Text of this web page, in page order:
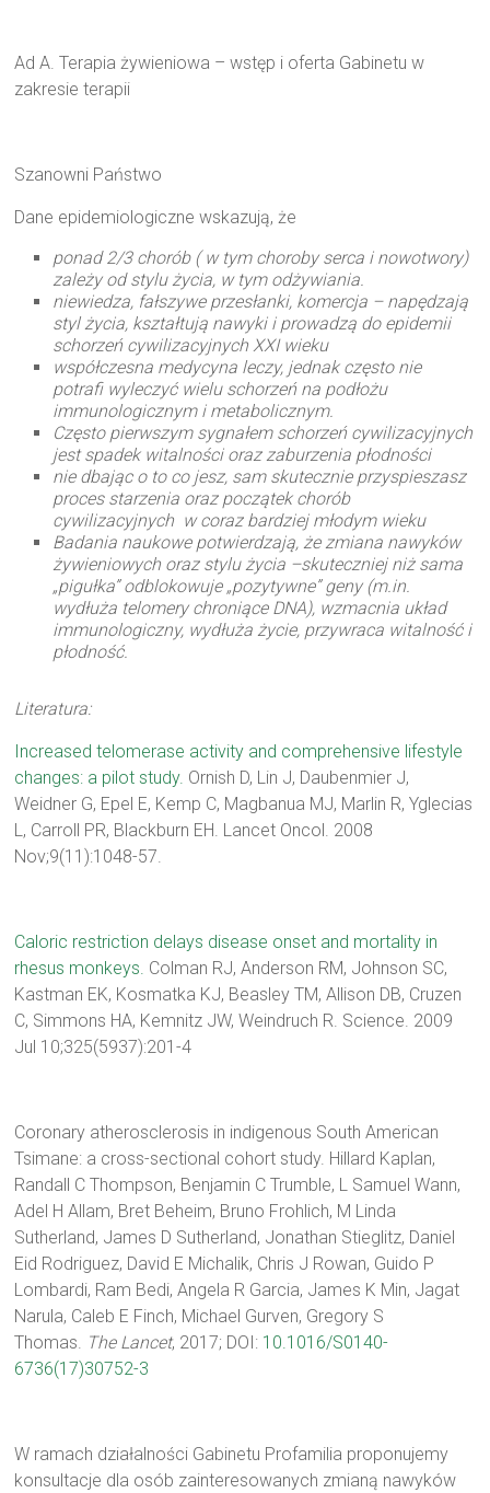
Ad A. Terapia żywieniowa – wstęp i oferta Gabinetu w
zakresie terapii
Szanowni Państwo
Dane epidemiologiczne wskazują, że
ponad 2/3 chorób ( w tym choroby serca i nowotwory)
zależy od stylu życia, w tym odżywiania.
niewiedza, fałszywe przesłanki, komercja – napędzają
styl życia, kształtują nawyki i prowadzą do epidemii
schorzeń cywilizacyjnych XXI wieku
współczesna medycyna leczy, jednak często nie
potrafi wyleczyć wielu schorzeń na podłożu
immunologicznym i metabolicznym.
Często pierwszym sygnałem schorzeń cywilizacyjnych
jest spadek witalności oraz zaburzenia płodności
nie dbając o to co jesz, sam skutecznie przyspieszasz
proces starzenia oraz początek chorób
cywilizacyjnych w coraz bardziej młodym wieku
Badania naukowe potwierdzają, że zmiana nawyków
żywieniowych oraz stylu życia –skuteczniej niż sama
„pigułka” odblokowuje „pozytywne” geny (m.in.
wydłuża telomery chroniące DNA), wzmacnia układ
immunologiczny, wydłuża życie, przywraca witalność i
płodność.
Literatura:
Increased telomerase activity and comprehensive lifestyle
changes: a pilot study. Ornish D, Lin J, Daubenmier J,
Weidner G, Epel E, Kemp C, Magbanua MJ, Marlin R, Yglecias
L, Carroll PR, Blackburn EH. Lancet Oncol. 2008
Nov;9(11):1048-57.
Caloric restriction delays disease onset and mortality in
rhesus monkeys. Colman RJ, Anderson RM, Johnson SC,
Kastman EK, Kosmatka KJ, Beasley TM, Allison DB, Cruzen
C, Simmons HA, Kemnitz JW, Weindruch R. Science. 2009
Jul 10;325(5937):201-4
Coronary atherosclerosis in indigenous South American
Tsimane: a cross-sectional cohort study. Hillard Kaplan,
Randall C Thompson, Benjamin C Trumble, L Samuel Wann,
Adel H Allam, Bret Beheim, Bruno Frohlich, M Linda
Sutherland, James D Sutherland, Jonathan Stieglitz, Daniel
Eid Rodriguez, David E Michalik, Chris J Rowan, Guido P
Lombardi, Ram Bedi, Angela R Garcia, James K Min, Jagat
Narula, Caleb E Finch, Michael Gurven, Gregory S
Thomas. The Lancet, 2017; DOI: 10.1016/S0140-
6736(17)30752-3
W ramach działalności Gabinetu Profamilia proponujemy
konsultacje dla osób zainteresowanych zmianą nawyków